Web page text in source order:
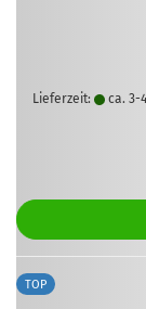
Lieferzeit: ca. 3-
TOP